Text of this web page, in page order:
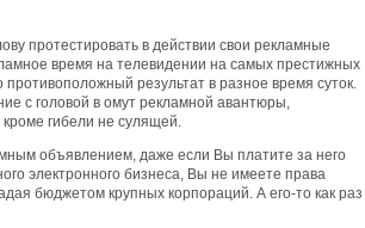
протестировать в действии свои рекламные
время на телевидении на самых престижных
результат в разное время суток.
с головой в омут рекламной авантюры,
гибели не сулящей.
объявлением, даже если Вы платите за него
электронного бизнеса, Вы не имеете права
бюджетом крупных корпораций. А его-то как раз